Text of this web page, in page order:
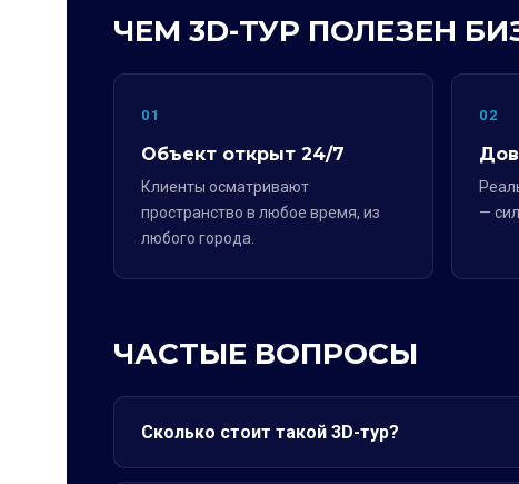
ЧЕМ 3D-ТУР ПОЛЕЗЕН
01
Объект открыт 24/7
Клиенты осматривают
пространство в любое время, из
любого города.
02
—
ЧАСТЫЕ ВОПРОСЫ
Сколько стоит такой 3D-тур?